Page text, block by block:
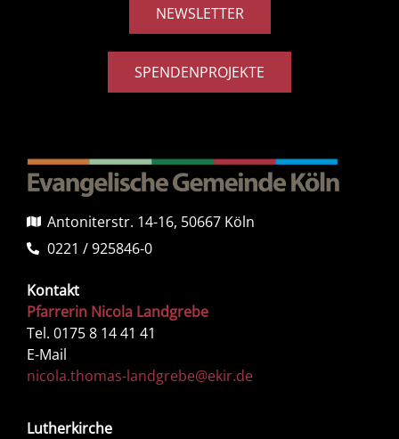
NEWSLETTER
SPENDENPROJEKTE
Antoniterstr. 14-16, 50667 Köln
0221 / 925846-0
Kontakt
Pfarrerin Nicola Landgrebe
Tel. 0175 8 14 41 41
E-Mail
nicola.thomas-landgrebe@ekir.de
Lutherkirche